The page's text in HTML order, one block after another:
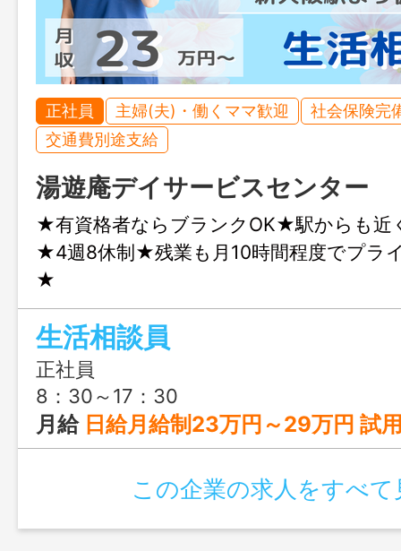
正社員 主婦(夫)・働くママ歓迎
社会保険完
交通費別途支給
湯遊庵デイサービスセンター
★有資格者ならブランクOK★駅からも近
★4週8休制★残業も月10時間程度でプラ
★
生活相談員
正社員
8：30～17：30
月給 日給月給制23万円～29万円 試用期間6ヶ月 22
この企業の求人をすべて